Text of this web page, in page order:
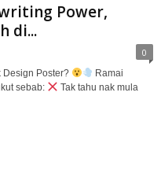
Power,
di...
0
Design Poster?
Ramai
sebab:
Tak tahu nak mula